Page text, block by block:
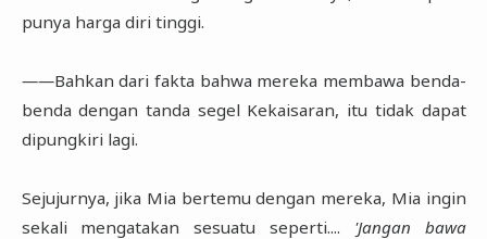
punya harga diri tinggi.
――Bahkan dari fakta bahwa mereka membawa benda-
benda dengan tanda segel Kekaisaran, itu tidak dapat
dipungkiri lagi.
Sejujurnya, jika Mia bertemu dengan mereka, Mia ingin
sekali mengatakan sesuatu seperti.... 'Jangan bawa